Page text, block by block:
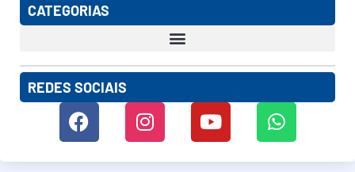
CATEGORIAS
REDES SOCIAIS